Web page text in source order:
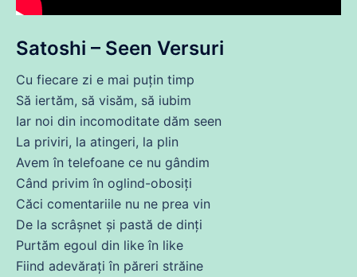
Satoshi – Seen Versuri
Cu fiecare zi e mai puțin timp
Să iertăm, să visăm, să iubim
Iar noi din incomoditate dăm seen
La priviri, la atingeri, la plin
Avem în telefoane ce nu gândim
Când privim în oglind-obosiți
Căci comentariile nu ne prea vin
De la scrâșnet și pastă de dinți
Purtăm egoul din like în like
Fiind adevărați în păreri străine